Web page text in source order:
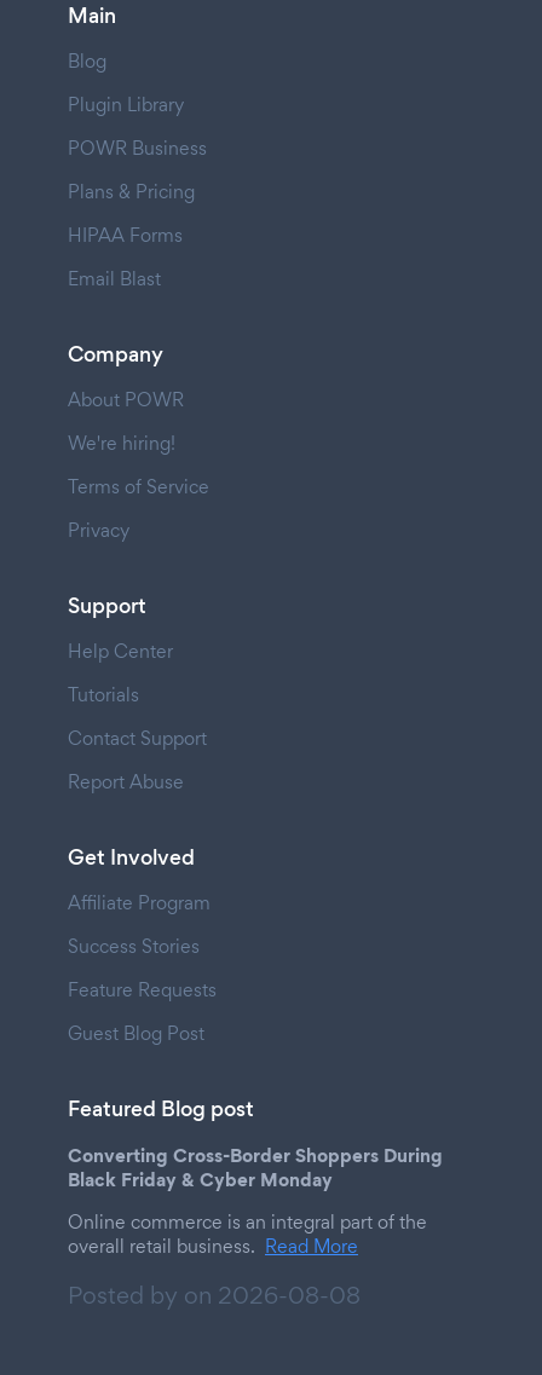
Main
Blog
Plugin Library
POWR Business
Plans & Pricing
HIPAA Forms
Email Blast
Company
About POWR
We're hiring!
Terms of Service
Privacy
Support
Help Center
Tutorials
Contact Support
Report Abuse
Get Involved
Affiliate Program
Success Stories
Feature Requests
Guest Blog Post
Featured Blog post
Converting Cross-Border Shoppers During
Black Friday & Cyber Monday
Online commerce is an integral part of the
overall retail business. Read More
Posted by on 2026-08-08